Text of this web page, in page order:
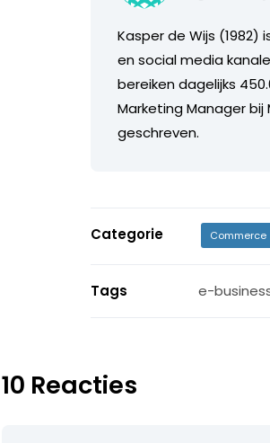
Kasper de Wijs (1982)
en social media
bereiken dagelijks
Marketing Manager
geschreven.
Categorie Commerce
Tags e-
10 Reacties